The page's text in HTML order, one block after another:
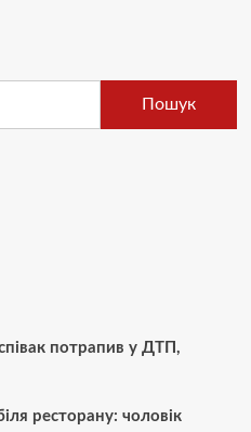
Пошук
потрапив у ДТП,
ресторану: чоловік